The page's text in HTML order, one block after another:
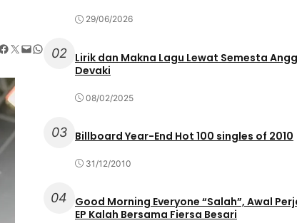
Twitter Mail WhatsApp
29/06/2026
02
Lirik dan Makna Lagu Lewat Semesta
Devaki
08/02/2025
03 Billboard Year-End Hot 100 singles of 2010
31/12/2010
04
Good Morning Everyone “Salah”, Awal
EP Kalah Bersama Fiersa Besari